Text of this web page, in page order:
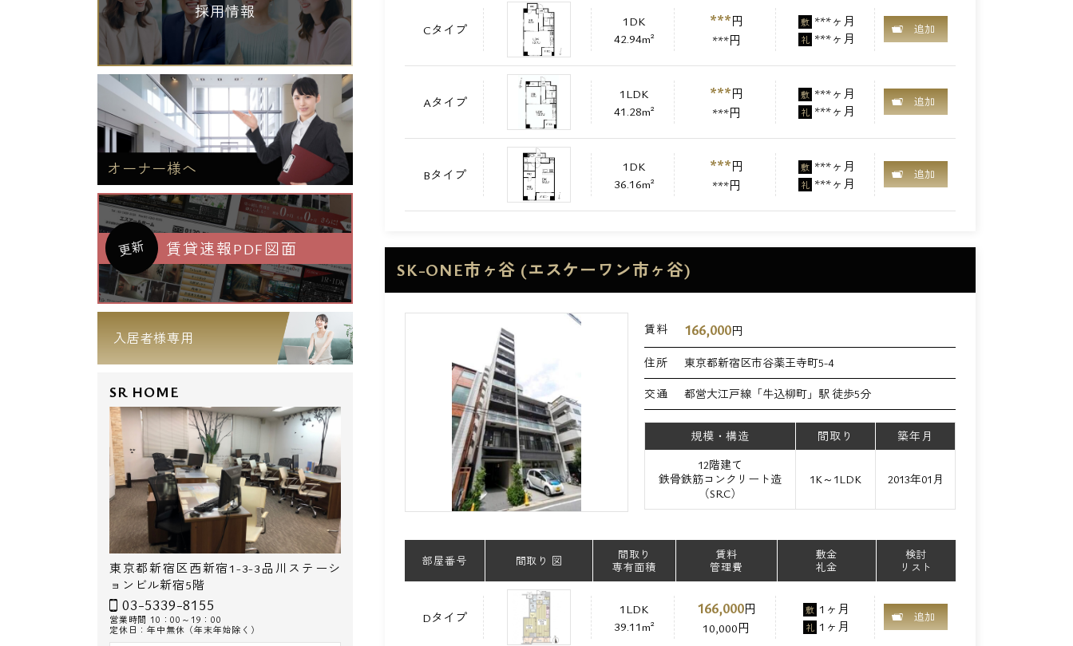
Cタイプ
1DK
42.94m²
***円
***円
敷 ***ヶ月
礼 ***ヶ月
追加
Aタイプ
1LDK
41.28m²
***円
***円
敷 ***ヶ月
礼 ***ヶ月
追加
Bタイプ
1DK
36.16m²
***円
***円
敷 ***ヶ月
礼 ***ヶ月
追加
SK-ONE市ヶ谷 (エスケーワン市ヶ谷)
賃料 166,000円
住所 東京都新宿区市谷薬王寺町5-4
交通 都営大江戸線「牛込柳町」駅 徒歩5分
規模・構造 間取り
築年月
12階建て
鉄骨鉄筋コンクリート造
（SRC）
1K～1LDK 2013年01月
部屋番号 間取り 図
間取り
専有面積
賃料
管理費
敷金
礼金
検討
リスト
Dタイプ
1LDK
39.11m²
166,000円
10,000円
敷 1ヶ月
礼 1ヶ月
追加
採用情報
オーナー様へ
更新 賃貸速報PDF図面
入居者様専用
SR HOME
東京都新宿区西新宿1-3-3品川ステーシ
ョンビル新宿5階
03-5339-8155
営業時間 10：00～19：00
定休日：年中無休（年末年始除く）